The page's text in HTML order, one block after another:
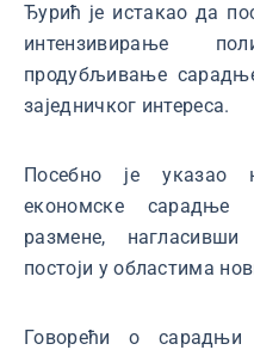
Ђурић је истакао да
интензивирање
продубљивање
заједничког интереса.
Посебно је указао
економске сарадње
размене,
постоји у областима
Говорећи о сарадњи